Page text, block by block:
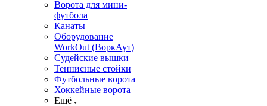
Ворота для мини-
футбола
Канаты
Оборудование
WorkOut (ВоркАут)
Судейские вышки
Теннисные стойки
Футбольные ворота
Хоккейные ворота
Ещё